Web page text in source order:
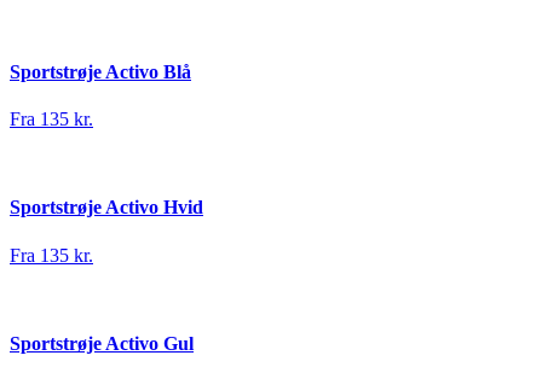
Sportstrøje Activo Blå
Fra 135 kr.
Sportstrøje Activo Hvid
Fra 135 kr.
Sportstrøje Activo Gul